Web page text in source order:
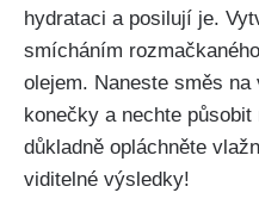
hydrataci a posilují‍ je.
smícháním
olejem. Naneste směs
konečky a ⁢nechte
důkladně opláchněte
viditelné výsledky!